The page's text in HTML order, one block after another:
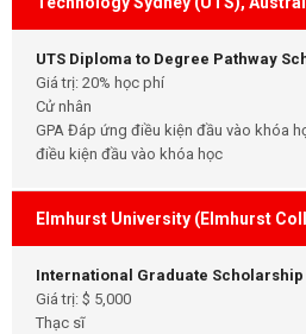
UTS Diploma to Degree Pathway
Giá trị: 20% học phí
Cử nhân
GPA Đáp ứng điều kiện đầu vào khóa
điều kiện đầu vào khóa học
Elmhurst University (Elmhurst
International Graduate Scholarship
Giá trị: $ 5,000
Thạc sĩ